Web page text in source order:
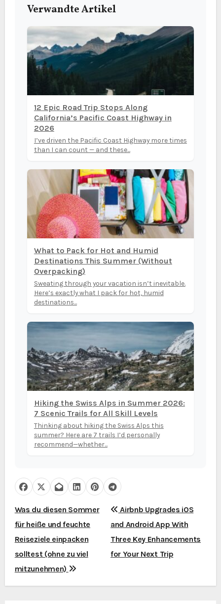
Verwandte Artikel
12 Epic Road Trip Stops Along
California’s Pacific Coast Highway in
2026
I’ve driven the Pacific Coast Highway more times
than I can count — and these...
What to Pack for Hot and Humid
Destinations This Summer (Without
Overpacking)
Sweating through your vacation isn’t inevitable.
Here’s exactly what I pack for hot, humid
destinations...
Hiking the Swiss Alps in Summer 2026:
7 Scenic Trails for All Skill Levels
Thinking about hiking the Swiss Alps this
summer? Here are 7 trails I’d personally
recommend—whether...
B
e
i
t
r
Was du diesen Sommer
für heiße und feuchte
Reiseziele einpacken
solltest (ohne zu viel
mitzunehmen)
Airbnb Upgrades iOS
and Android App With
Three Key Enhancements
for Your Next Trip